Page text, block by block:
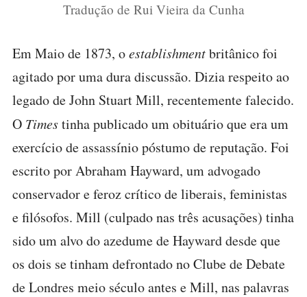
Tradução de Rui Vieira da Cunha
Em Maio de 1873, oestablishmentbritânico foi
agitado por uma dura discussão. Dizia respeito ao
legado de John Stuart Mill, recentemente falecido.
O Timestinha publicado um obituário que era um
exercício de assassínio póstumo de reputação. Foi
escrito por Abraham Hayward, um advogado
conservador e feroz crítico de liberais, feministas
e filósofos. Mill (culpado nas três acusações) tinha
sido um alvo do azedume de Hayward desde que
os dois se tinham defrontado no Clube de Debate
de Londres meio século antes e Mill, nas palavras